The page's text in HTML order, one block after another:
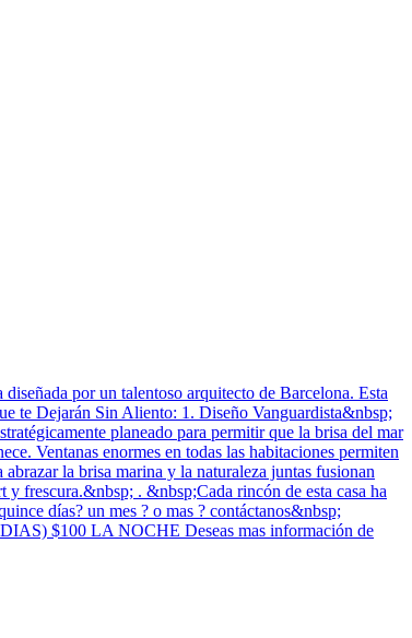
por un talentoso arquitecto de Barcelona. Esta
te Dejarán Sin Aliento: 1. Diseño Vanguardista&nbsp;
planeado para permitir que la brisa del mar
Ventanas enormes en todas las habitaciones permiten
la brisa marina y la naturaleza juntas fusionan
frescura.&nbsp; . &nbsp;Cada rincón de esta casa ha
días? un mes ? o mas ? contáctanos&nbsp;
$100 LA NOCHE Deseas mas información de